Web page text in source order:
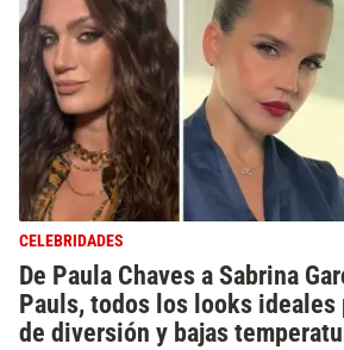
CELEBRIDADES
De Paula Chaves a Sabrina
Pauls, todos los looks ideales
de diversión y bajas